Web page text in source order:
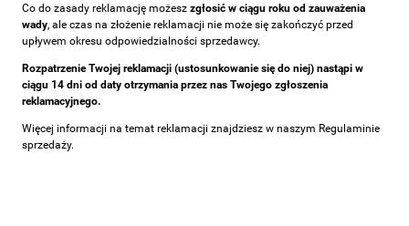
Co do zasady reklamację możesz zgłosić w ciągu roku od zauważenia
wady, ale czas na złożenie reklamacji nie może się zakończyć przed
upływem okresu odpowiedzialności sprzedawcy.
Rozpatrzenie Twojej reklamacji (ustosunkowanie się do niej) nastąpi w
ciągu 14 dni od daty otrzymania przez nas Twojego zgłoszenia
reklamacyjnego.
Więcej informacji na temat reklamacji znajdziesz w naszym Regulaminie
sprzedaży.